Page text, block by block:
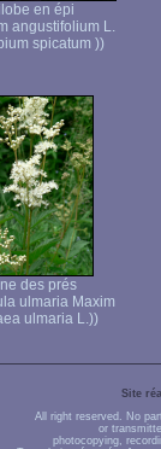
en épi
angustifolium L.
spicatum ))
des prés
ulmaria Maxim
ulmaria L.))
Site
All right reserved. No
or
photocopying,